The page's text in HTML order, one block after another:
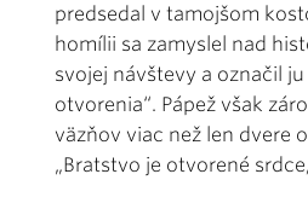
predsedal v tamojšom
homílii sa zamyslel nad
svojej návštevy a označil ju
otvorenia“. Pápež však
väzňov viac než len dvere
„Bratstvo je otvorené